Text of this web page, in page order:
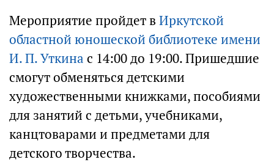
Мероприятие пройдет в Иркутской
областной юношеской библиотеке имени
И. П. Уткина с 14:00 до 19:00. Пришедшие
смогут обменяться детскими
художественными книжками, пособиями
для занятий с детьми, учебниками,
канцтоварами и предметами для
детского творчества.